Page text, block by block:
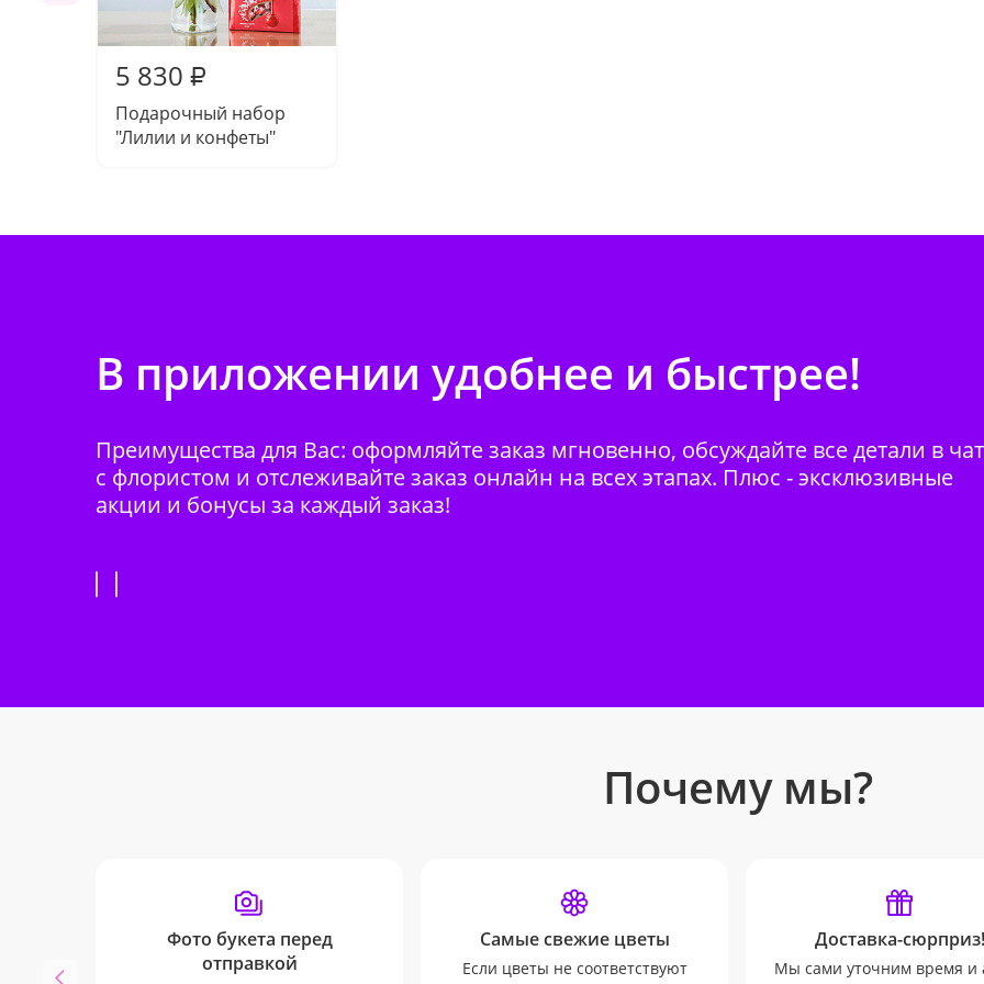
5 830 ₽
Подарочный набор
"Лилии и конфеты"
В приложении удобнее и быстрее!
Преимущества для Вас: оформляйте заказ мгновенно, обсуждайте все детали в
с флористом и отслеживайте заказ онлайн на всех этапах. Плюс - эксклюзивные
акции и бонусы за каждый заказ!
Почему мы?
Фото букета перед
отправкой
Самые свежие цветы
Если цветы не соответствуют
Доставка-сюрприз!
Мы сами уточним время и